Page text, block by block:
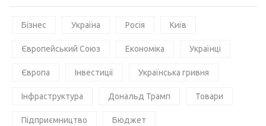
Бізнес Україна Росія Київ
Європейський Союз Економіка Українці
Європа Інвестиції Українська гривня
Інфраструктура Дональд Трамп Товари
Підприємництво Бюджет